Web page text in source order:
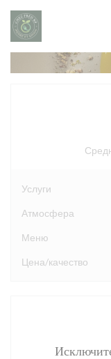
Панель управления
Услуги
Атмосфера
Меню
Цена/качество